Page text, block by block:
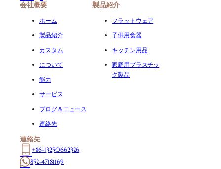
会社概要
ホーム
製品紹介
カスタム
について
能力
サービス
ブログ＆ニュース
連絡先
製品紹介
フラットウェア
子供用食器
キッチン用品
家庭用プラスチッ
ク製品
連絡先
+86-13250662326
852-47181169